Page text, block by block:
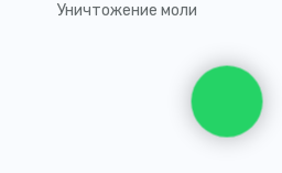
Уничтожение моли